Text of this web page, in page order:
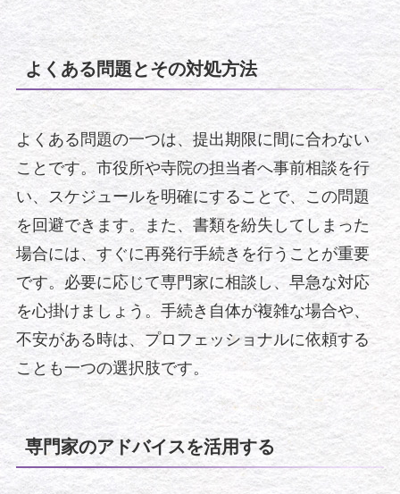
よくある問題とその対処方法
よくある問題の一つは、提出期限に間に合わない
ことです。市役所や寺院の担当者へ事前相談を行
い、スケジュールを明確にすることで、この問題
を回避できます。また、書類を紛失してしまった
場合には、すぐに再発行手続きを行うことが重要
です。必要に応じて専門家に相談し、早急な対応
を心掛けましょう。手続き自体が複雑な場合や、
不安がある時は、プロフェッショナルに依頼する
ことも一つの選択肢です。
専門家のアドバイスを活用する